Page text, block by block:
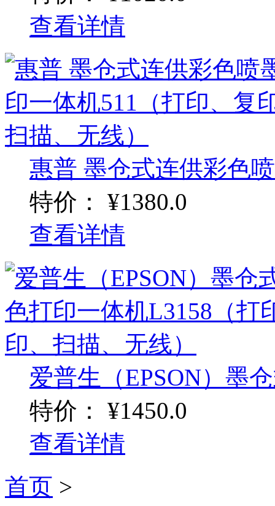
查看详情
惠普 墨仓式连供彩色
特价：
¥1380.0
查看详情
爱普生（EPSON）墨
特价：
¥1450.0
查看详情
首页 >